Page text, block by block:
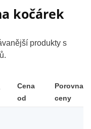
kočárek
produkty s
Cena
od
Porovnat
ceny